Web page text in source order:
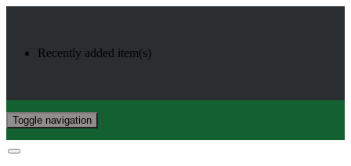
Recently added item(s)
Toggle navigation